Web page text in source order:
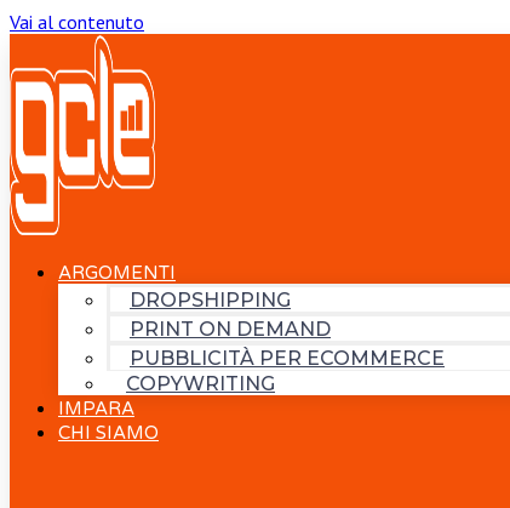
Vai al contenuto
ARGOMENTI
DROPSHIPPING
PRINT ON DEMAND
PUBBLICITÀ PER ECOMMERCE
COPYWRITING
IMPARA
CHI SIAMO